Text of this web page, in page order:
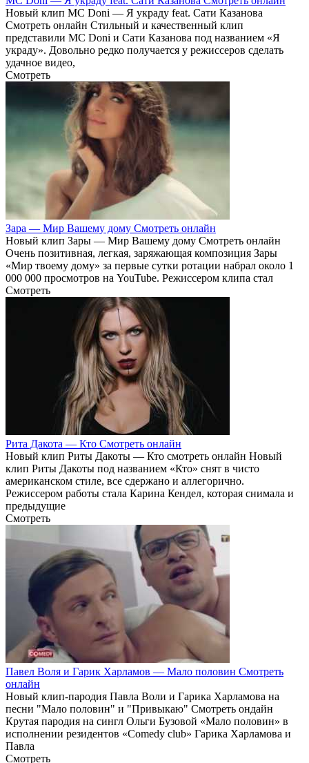
Новый клип MC Doni — Я украду feat. Сати Казанова
Смотреть онлайн Стильный и качественный клип
представили MC Doni и Сати Казанова под названием «Я
украду». Довольно редко получается у режиссеров сделать
удачное видео,
Смотреть
Зара — Мир Вашему дому Смотреть онлайн
Новый клип Зары — Мир Вашему дому Смотреть онлайн
Очень позитивная, легкая, заряжающая композиция Зары
«Мир твоему дому» за первые сутки ротации набрал около 1
000 000 просмотров на YouTube. Режиссером клипа стал
Смотреть
Рита Дакота — Кто Смотреть онлайн
Новый клип Риты Дакоты — Кто смотреть онлайн Новый
клип Риты Дакоты под названием «Кто» снят в чисто
американском стиле, все сдержано и аллегорично.
Режиссером работы стала Карина Кендел, которая снимала и
предыдущие
Смотреть
Павел Воля и Гарик Харламов — Мало половин Смотреть
онлайн
Новый клип-пародия Павла Воли и Гарика Харламова на
песни "Мало половин" и "Привыкаю" Смотреть ондайн
Крутая пародия на сингл Ольги Бузовой «Мало половин» в
исполнении резидентов «Comedy club» Гарика Харламова и
Павла
Смотреть